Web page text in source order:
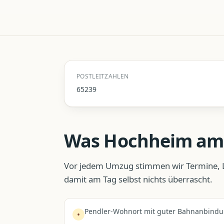
POSTLEITZAHLEN
65239
Was Hochheim
Vor jedem Umzug stimmen wir
damit am Tag selbst nichts überrascht.
• Pendler-Wohnort mit guter